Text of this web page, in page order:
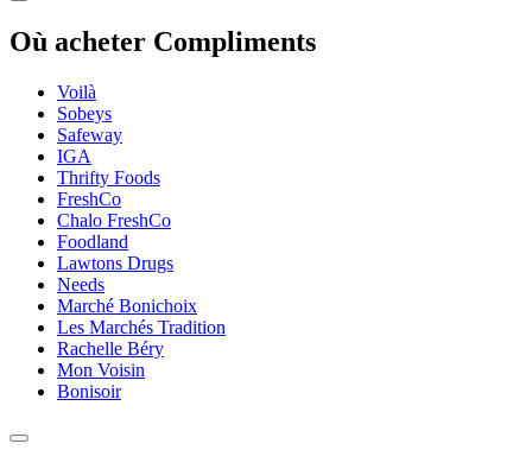
Où acheter Compliments
Voilà
Sobeys
Safeway
IGA
Thrifty Foods
FreshCo
Chalo FreshCo
Foodland
Lawtons Drugs
Needs
Marché Bonichoix
Les Marchés Tradition
Rachelle Béry
Mon Voisin
Bonisoir